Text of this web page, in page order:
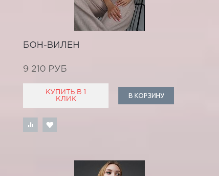
БОН-ВИЛЕН
9 210 РУБ
КУПИТЬ В 1
КЛИК
В КОРЗИНУ